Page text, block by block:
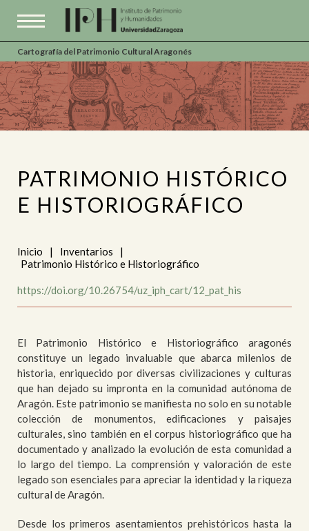
Cartografía del Patrimonio Cultural Aragonés
PATRIMONIO HISTÓRICO
E HISTORIOGRÁFICO
Inicio | Inventarios
|
Patrimonio Histórico e Historiográfico
https://doi.org/10.26754/uz_iph_cart/12_pat_his
El Patrimonio Histórico e Historiográfico aragonés
constituye un legado invaluable que abarca milenios de
historia, enriquecido por diversas civilizaciones y culturas
que han dejado su impronta en la comunidad autónoma de
Aragón. Este patrimonio se manifiesta no solo en su notable
colección de monumentos, edificaciones y paisajes
culturales, sino también en el corpus historiográfico que ha
documentado y analizado la evolución de esta comunidad a
lo largo del tiempo. La comprensión y valoración de este
legado son esenciales para apreciar la identidad y la riqueza
cultural de Aragón.
Desde los primeros asentamientos prehistóricos hasta la